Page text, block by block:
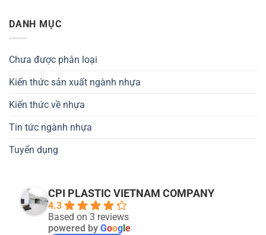
DANH MỤC
Chưa được phân loại
Kiến thức sản xuất ngành nhựa
Kiến thức về nhựa
Tin tức ngành nhựa
Tuyển dụng
CPI PLASTIC VIETNAM COMPANY
4.3
Based on 3 reviews
powered by Goog e